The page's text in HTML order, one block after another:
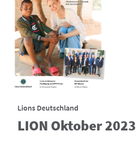
Lions Deutschland
LION Oktober 2023